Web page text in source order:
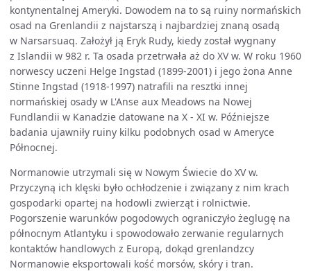
kontynentalnej Ameryki. Dowodem na to są ruiny normańskich
osad na Grenlandii z najstarszą i najbardziej znaną osadą
w Narsarsuaq. Założył ją Eryk Rudy, kiedy został wygnany
z Islandii w 982 r. Ta osada przetrwała aż do XV w. W roku 1960
norwescy uczeni Helge Ingstad (1899-2001) i jego żona Anne
Stinne Ingstad (1918-1997) natrafili na resztki innej
normańskiej osady w L'Anse aux Meadows na Nowej
Fundlandii w Kanadzie datowane na X - XI w. Późniejsze
badania ujawniły ruiny kilku podobnych osad w Ameryce
Północnej.
Normanowie utrzymali się w Nowym Świecie do XV w.
Przyczyną ich klęski było ochłodzenie i związany z nim krach
gospodarki opartej na hodowli zwierząt i rolnictwie.
Pogorszenie warunków pogodowych ograniczyło żeglugę na
północnym Atlantyku i spowodowało zerwanie regularnych
kontaktów handlowych z Europą, dokąd grenlandzcy
Normanowie eksportowali kość morsów, skóry i tran.